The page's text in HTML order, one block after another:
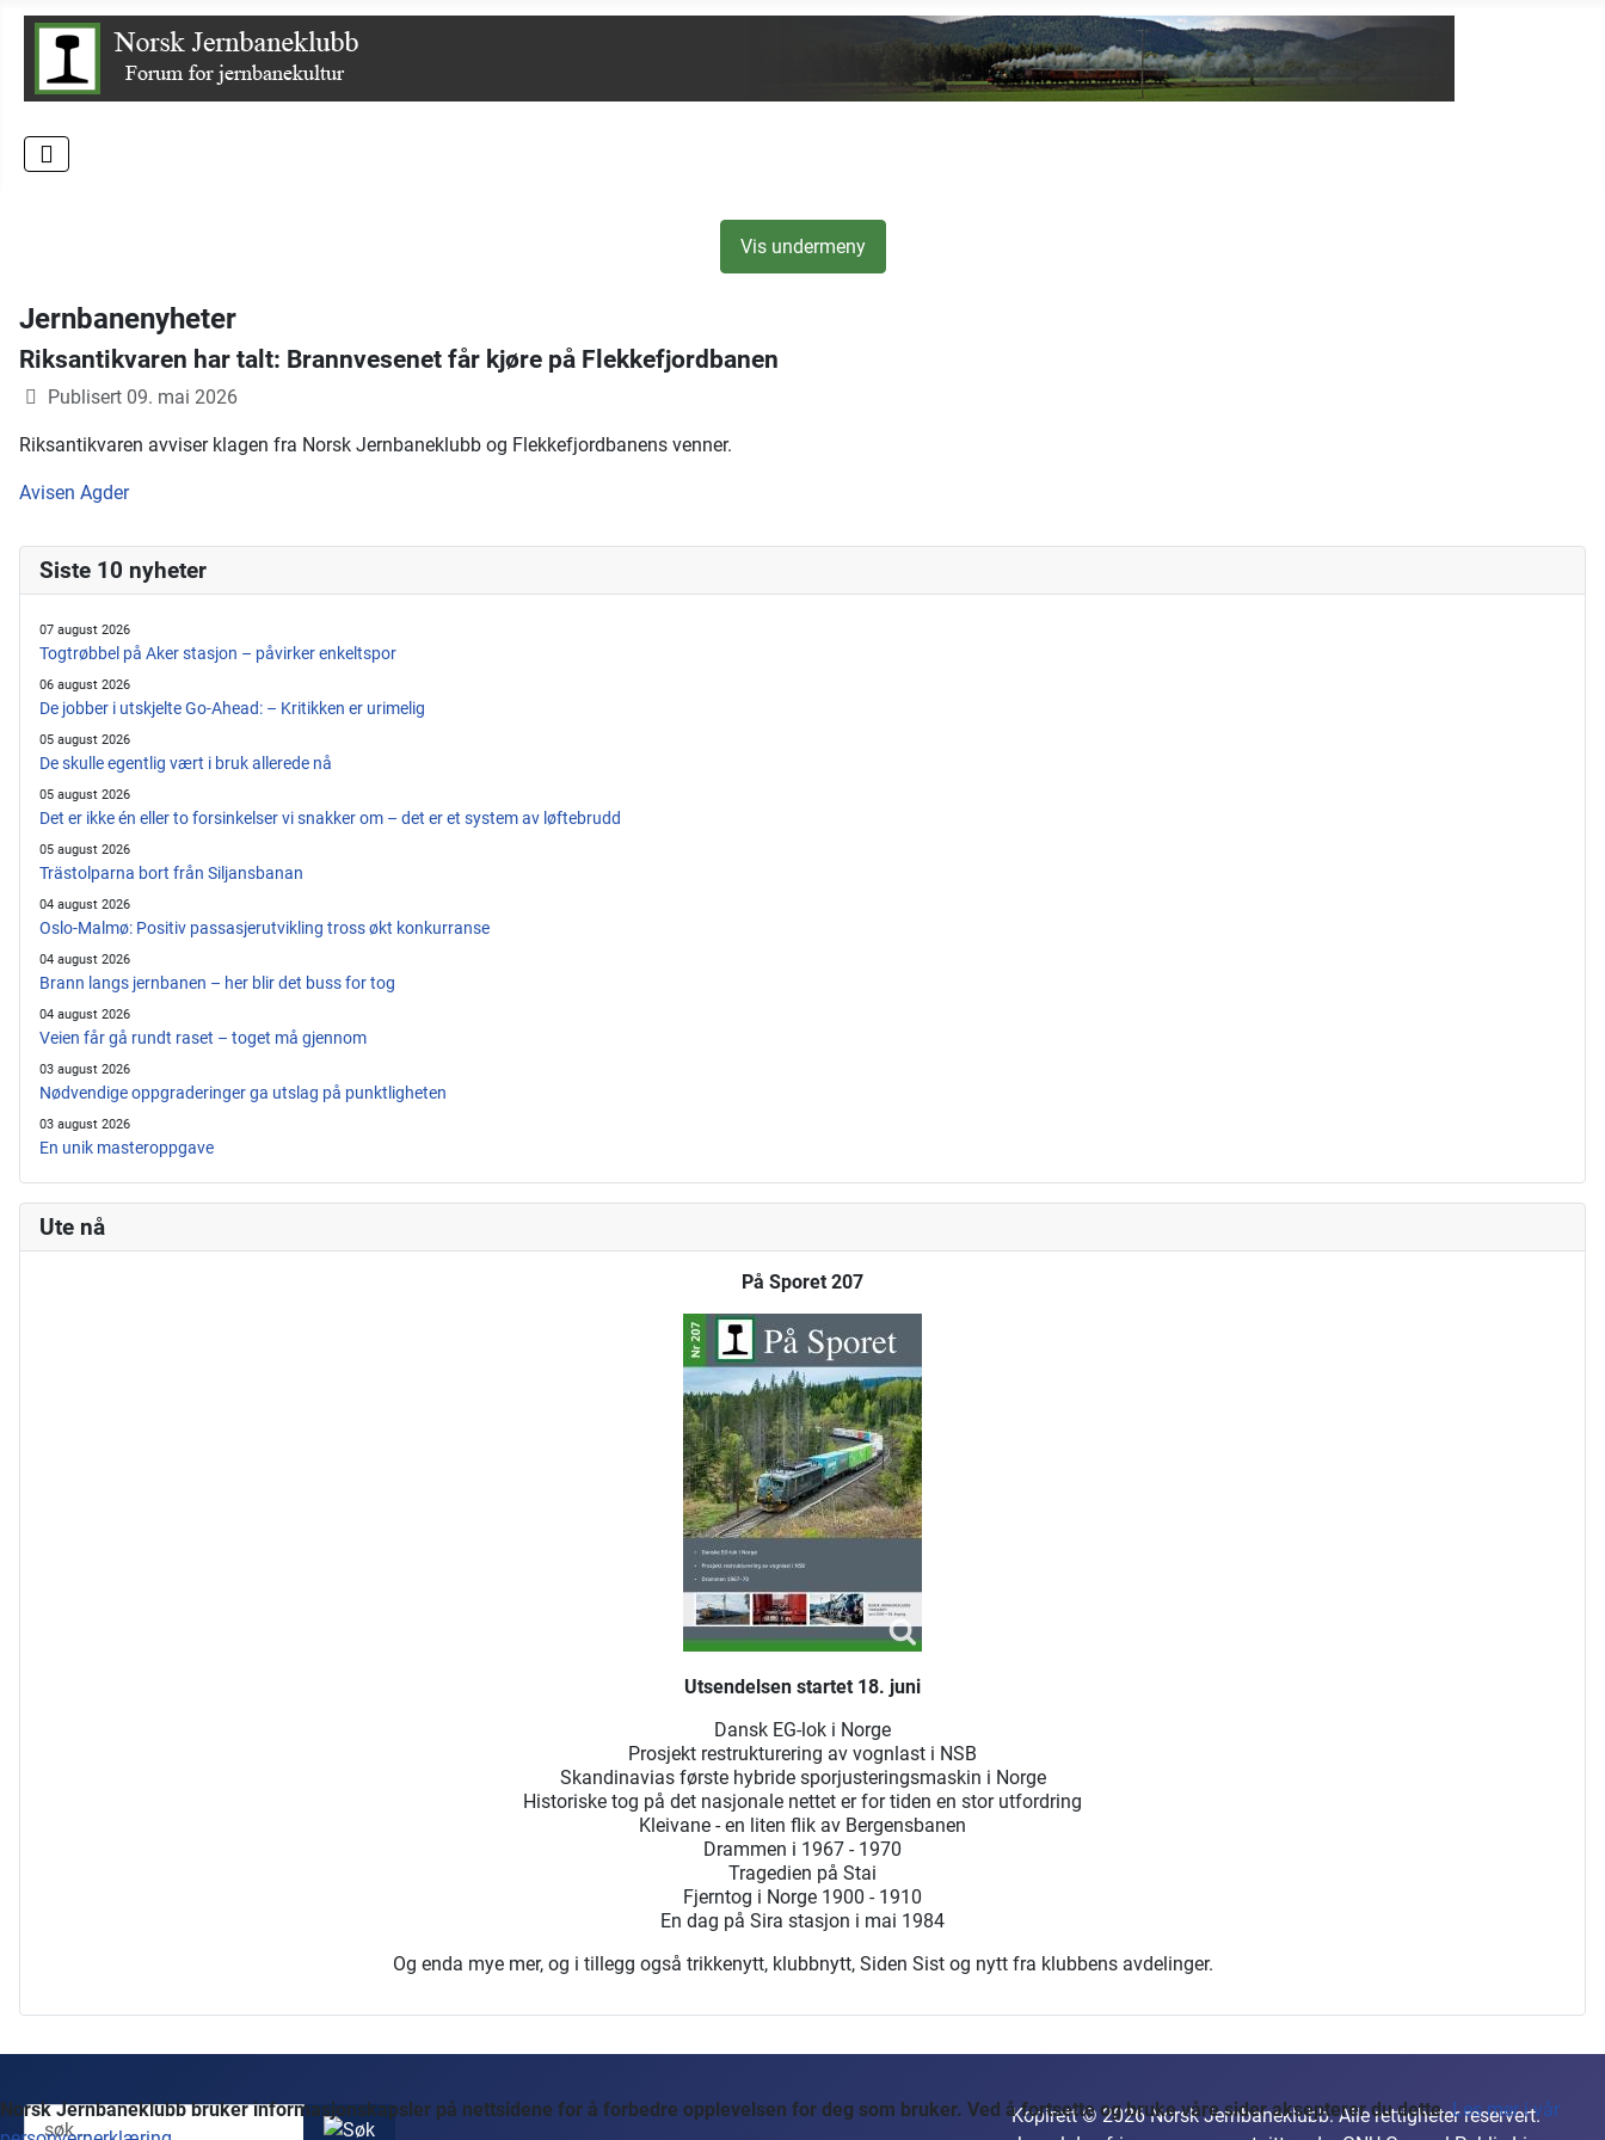
Vis undermeny
Jernbanenyheter
Riksantikvaren har talt: Brannvesenet får kjøre på Flekkefjordbanen
Publisert 09. mai 2026
Riksantikvaren avviser klagen fra Norsk Jernbaneklubb og Flekkefjordbanens venner.
Avisen Agder
Siste 10 nyheter
07 august 2026
Togtrøbbel på Aker stasjon – påvirker enkeltspor
06 august 2026
De jobber i utskjelte Go-Ahead: – Kritikken er urimelig
05 august 2026
De skulle egentlig vært i bruk allerede nå
05 august 2026
Det er ikke én eller to forsinkelser vi snakker om – det er et system av løftebrudd
05 august 2026
Trästolparna bort från Siljansbanan
04 august 2026
Oslo-Malmø: Positiv passasjerutvikling tross økt konkurranse
04 august 2026
Brann langs jernbanen – her blir det buss for tog
04 august 2026
Veien får gå rundt raset – toget må gjennom
03 august 2026
Nødvendige oppgraderinger ga utslag på punktligheten
03 august 2026
En unik masteroppgave
Ute nå
På Sporet 207
Utsendelsen startet 18. juni
Dansk EG-lok i Norge
Prosjekt restrukturering av vognlast i NSB
Skandinavias første hybride sporjusteringsmaskin i Norge
Historiske tog på det nasjonale nettet er for tiden en stor utfordring
Kleivane - en liten flik av Bergensbanen
Drammen i 1967 - 1970
Tragedien på Stai
Fjerntog i Norge 1900 - 1910
En dag på Sira stasjon i mai 1984
Og enda mye mer, og i tillegg også trikkenytt, klubbnytt, Siden Sist og nytt fra klubbens avdelinger.
Kopirett © 2026 Norsk Jernbaneklubb. Alle rettigheter reservert.
Norsk Jernbaneklubb bruker informasjonskapsler på nettsidene for å forbedre opplevelsen for deg som bruker. Ved å fortsette og bruke våre sider aksepterer du dette. Les mer i vår